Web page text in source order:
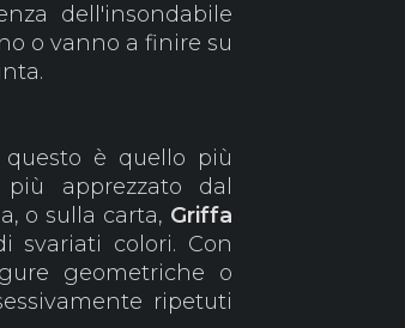
dell'insondabile
o vanno a finire su
questo è quello più
apprezzato dal
o sulla carta, Griffa
svariati colori. Con
geometriche o
ripetuti